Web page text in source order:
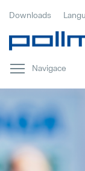
Downloads
Navigace